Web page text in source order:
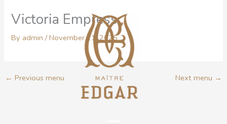
content
MAIN
MENU
Victoria Empress
By admin/November 11, 2025
← Previous menu Next menu →